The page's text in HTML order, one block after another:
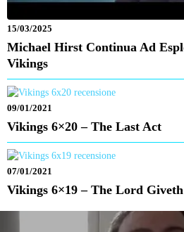
15/03/2025
Michael Hirst Continua Ad
Vikings
09/01/2021
Vikings 6×20 – The Last Act
07/01/2021
Vikings 6×19 – The Lord